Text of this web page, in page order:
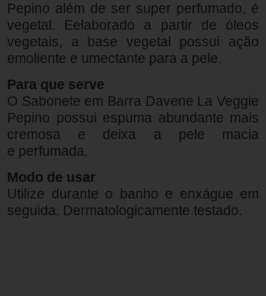
Pepino além de ser super perfumado, é
vegetal. Eelaborado a partir de óleos
vegetais, a
base vegetal possui ação
emoliente e umectante para a pele.
Para que serve
O Sabonete em Barra Davene La Veggie
Pepino possui espuma abundante mais
cremosa e deixa a pele macia
e perfumada.
Modo de usar
Utilize durante o banho e enxágue em
seguida. Dermatologicamente testado.